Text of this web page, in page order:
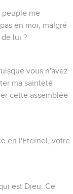
peuple me
en moi, malgré
lui ?
vous n'avez
ma sainteté
cette assemblée
en l'Eternel, votre
est Dieu. Ce